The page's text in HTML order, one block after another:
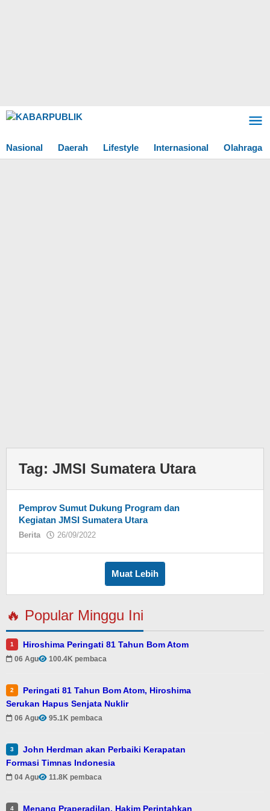
Lewati
Nasional
Daerah Lifestyle Internasional Olahraga
Tag: JMSI Sumatera Utara
Pemprov Sumut Dukung Program dan
Kegiatan JMSI Sumatera Utara
Berita 26/09/2022
Muat Lebih
🔥 Popular Minggu Ini
1 Hiroshima Peringati 81 Tahun Bom Atom
06 Agu 100.4K pembaca
2
Peringati 81 Tahun Bom Atom, Hiroshima
Serukan Hapus Senjata Nuklir
06 Agu 95.1K pembaca
3
John Herdman akan Perbaiki Kerapatan
Formasi Timnas Indonesia
04 Agu 11.8K pembaca
4 Menang Praperadilan, Hakim Perintahkan